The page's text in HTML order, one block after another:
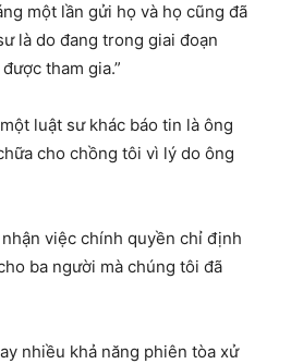
một lần gửi họ và họ cũng đã
là do đang trong giai đoạn
tham gia.”
luật sư khác báo tin là ông
cho chồng tôi vì lý do ông
việc chính quyền chỉ định
ba người mà chúng tôi đã
nhiều khả năng phiên tòa xử